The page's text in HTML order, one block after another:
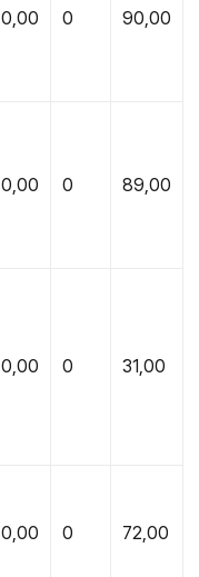
0,00 0 90,00
0,00 0 89,00
0,00 0 31,00
0,00 0 72,00